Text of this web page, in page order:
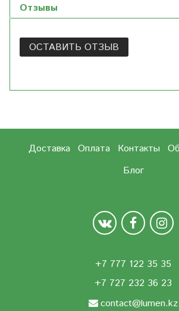
Отзывы
ОСТАВИТЬ ОТЗЫВ
Доставка Оплата Контакты
Блог
+7 777 122 35 35
+7 727 232 36 23
contact@lumen.kz